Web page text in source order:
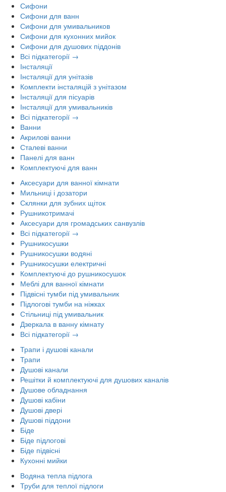
Сифони
Сифони для ванн
Сифони для умивальников
Сифони для кухонних мийок
Сифони для душових піддонів
Всі підкатегорії →
Інсталяції
Інсталяції для унітазів
Комплекти інсталяцій з унітазом
Інсталяції для пісуарів
Інсталяції для умивальників
Всі підкатегорії →
Ванни
Акрилові ванни
Сталеві ванни
Панелі для ванн
Комплектуючі для ванн
Аксесуари для ванної кімнати
Мильниці і дозатори
Склянки для зубних щіток
Рушникотримачі
Аксесуари для громадських санвузлів
Всі підкатегорії →
Рушникосушки
Рушникосушки водяні
Рушникосушки електричні
Комплектуючі до рушникосушок
Меблі для ванної кімнати
Підвісні тумби під умивальник
Підлогові тумби на ніжках
Стільниці під умивальник
Дзеркала в ванну кімнату
Всі підкатегорії →
Трапи і душові канали
Трапи
Душові канали
Решітки й комплектуючі для душових каналів
Душове обладнання
Душові кабіни
Душові двері
Душові піддони
Біде
Біде підлогові
Біде підвісні
Кухонні мийки
Водяна тепла підлога
Труби для теплої підлоги